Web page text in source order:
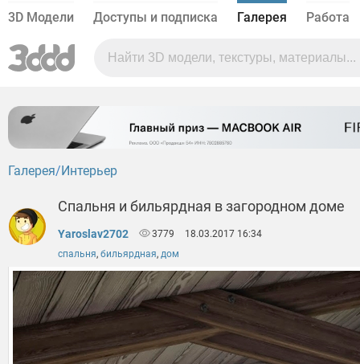
3D Модели Доступы и подписка Галерея Работа
Галерея Интерьер
Спальня и бильярдная в загородном доме
Yaroslav2702 3779
18.03.2017 16:34
спальня, бильярдная, дом